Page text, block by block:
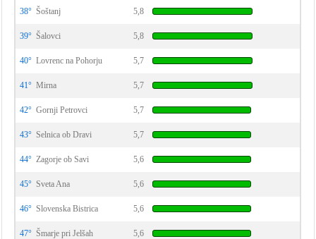
38° Šoštanj 5,8
39° Šalovci 5,8
40° Lovrenc na Pohorju 5,7
41° Mirna 5,7
42° Gornji Petrovci 5,7
43° Selnica ob Dravi 5,7
44° Zagorje ob Savi 5,6
45° Sveta Ana 5,6
46° Slovenska Bistrica 5,6
47° Šmarje pri Jelšah 5,6